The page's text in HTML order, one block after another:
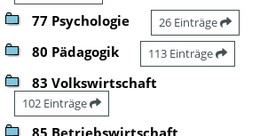
77 Psychologie 26 Einträge
80 Pädagogik 113 Einträge
83 Volkswirtschaft
102 Einträge
85 Betriebswirtschaft